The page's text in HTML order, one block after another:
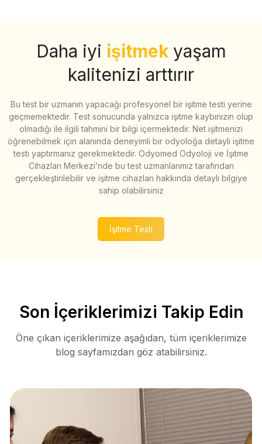
Daha iyi işitmek yaşam
kalitenizi arttırır
Bu test bir uzmanın yapacağı profesyonel bir işitme testi yerine
geçmemektedir. Test sonucunda yalnızca işitme kaybınızın olup
olmadığı ile ilgili tahmini bir bilgi içermektedir. Net işitmenizi
öğrenebilmek için alanında deneyimli bir odyoloğa detaylı işitme
testi yaptırmanız gerekmektedir. Odyomed Odyoloji ve İşitme
Cihazları Merkezi’nde bu test uzmanlarımız tarafından
gerçekleştirilebilir ve işitme cihazları hakkında detaylı bilgiye
sahip olabilirsiniz
İşitme Testi
Son İçeriklerimizi Takip Edin
Öne çıkan içeriklerimize aşağıdan, tüm içeriklerimize
blog sayfamızdan göz atabilirsiniz.